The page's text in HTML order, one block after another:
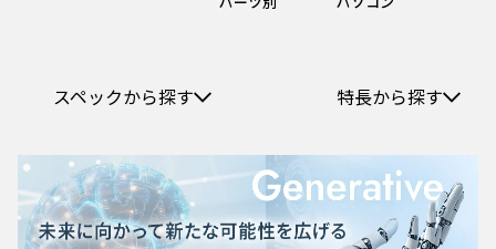
スペックから探す 特長から探す